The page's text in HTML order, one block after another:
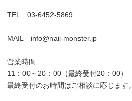
TEL 03-6452-5869
MAIL info@nail-monster.jp
営業時間
11：00～20：00（最終受付20：00）
最終受付のお時間はご相談に応じます。